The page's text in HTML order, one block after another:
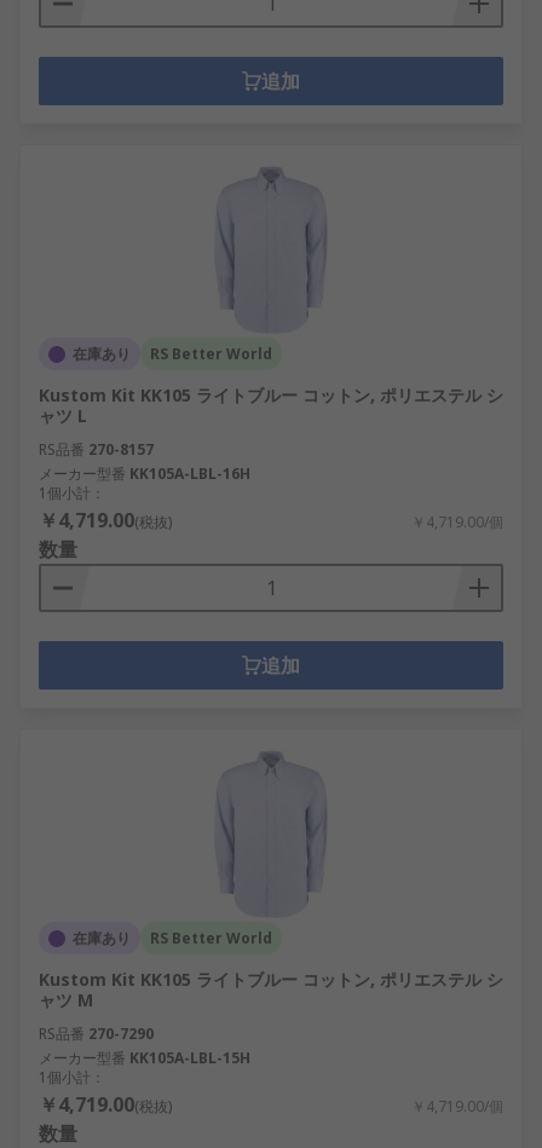
追加
在庫あり RS Better World
Kustom Kit KK105 ライトブルー コットン, ポリエステル シ
ャツ L
RS品番 270-8157
メーカー型番 KK105A-LBL-16H
1個小計：
￥4,719.00(税抜) ￥4,719.00/個
数量
追加
在庫あり RS Better World
Kustom Kit KK105 ライトブルー コットン, ポリエステル シ
ャツ M
RS品番 270-7290
メーカー型番 KK105A-LBL-15H
1個小計：
￥4,719.00(税抜) ￥4,719.00/個
数量